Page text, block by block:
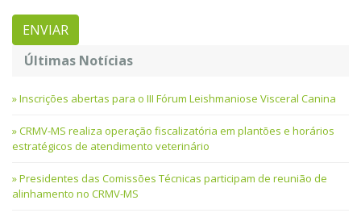
Últimas Notícias
Inscrições abertas para o III Fórum Leishmaniose Visceral Canina
CRMV-MS realiza operação fiscalizatória em plantões e horários
estratégicos de atendimento veterinário
Presidentes das Comissões Técnicas participam de reunião de
alinhamento no CRMV-MS